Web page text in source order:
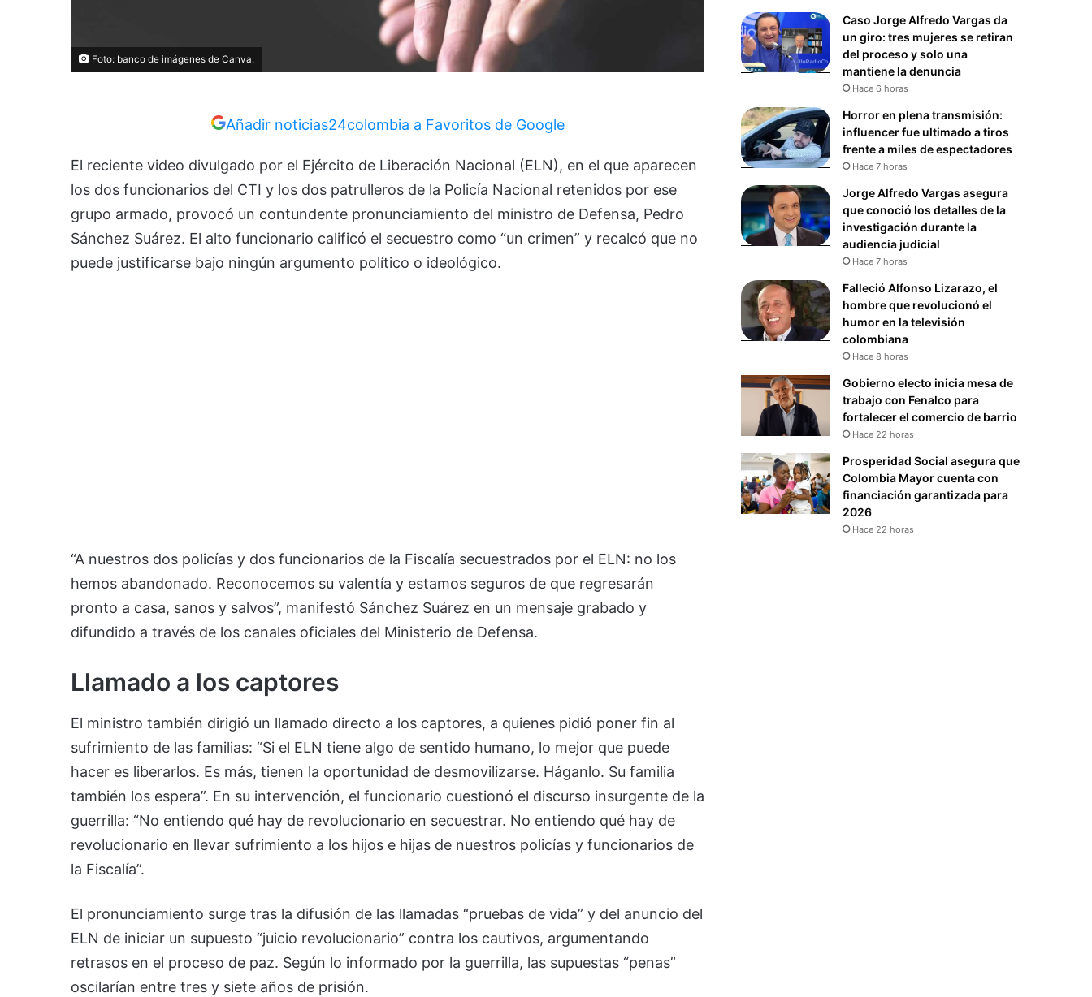
Foto: banco de imágenes de Canva.
Añadir noticias24colombia a Favoritos de Google
El reciente video divulgado por el Ejército de Liberación Nacional (ELN), en el que aparecen
los dos funcionarios del CTI y los dos patrulleros de la Policía Nacional retenidos por ese
grupo armado, provocó un contundente pronunciamiento del ministro de Defensa, Pedro
Sánchez Suárez. El alto funcionario calificó el secuestro como “un crimen” y recalcó que no
puede justificarse bajo ningún argumento político o ideológico.
“A nuestros dos policías y dos funcionarios de la Fiscalía secuestrados por el ELN: no los
hemos abandonado. Reconocemos su valentía y estamos seguros de que regresarán
pronto a casa, sanos y salvos”, manifestó Sánchez Suárez en un mensaje grabado y
difundido a través de los canales oficiales del Ministerio de Defensa.
Llamado a los captores
El ministro también dirigió un llamado directo a los captores, a quienes pidió poner fin al
sufrimiento de las familias: “Si el ELN tiene algo de sentido humano, lo mejor que puede
hacer es liberarlos. Es más, tienen la oportunidad de desmovilizarse. Háganlo. Su familia
también los espera”. En su intervención, el funcionario cuestionó el discurso insurgente de la
guerrilla: “No entiendo qué hay de revolucionario en secuestrar. No entiendo qué hay de
revolucionario en llevar sufrimiento a los hijos e hijas de nuestros policías y funcionarios de
la Fiscalía”.
El pronunciamiento surge tras la difusión de las llamadas “pruebas de vida” y del anuncio del
ELN de iniciar un supuesto “juicio revolucionario” contra los cautivos, argumentando
retrasos en el proceso de paz. Según lo informado por la guerrilla, las supuestas “penas”
oscilarían entre tres y siete años de prisión.
Caso Jorge Alfredo Vargas da
un giro: tres mujeres se retiran
del proceso y solo una
mantiene la denuncia
Hace 6 horas
Horror en plena transmisión:
influencer fue ultimado a tiros
frente a miles de espectadores
Hace 7 horas
Jorge Alfredo Vargas asegura
que conoció los detalles de la
investigación durante la
audiencia judicial
Hace 7 horas
Falleció Alfonso Lizarazo, el
hombre que revolucionó el
humor en la televisión
colombiana
Hace 8 horas
Gobierno electo inicia mesa de
trabajo con Fenalco para
fortalecer el comercio de barrio
Hace 22 horas
Prosperidad Social asegura que
Colombia Mayor cuenta con
financiación garantizada para
2026
Hace 22 horas